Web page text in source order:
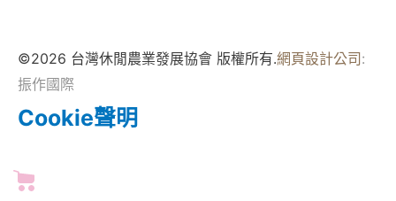
©2026 台灣休閒農業發展協會 版權所有.網頁設計公司:
振作國際
Cookie聲明